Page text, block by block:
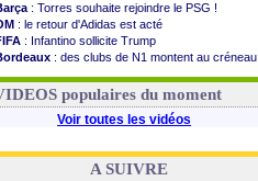
: Torres souhaite rejoindre le PSG !
: le retour d'Adidas est acté
: Infantino sollicite Trump
: des clubs de N1 montent au créneau
: le démenti de Leipzig pour Diomandé
populaires du moment
Voir toutes les vidéos
A SUIVRE